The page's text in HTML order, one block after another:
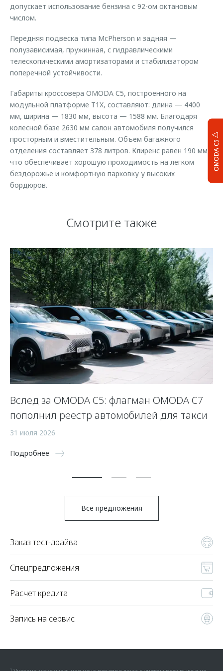
OMODA C5
допускает использование бензина с 92-ом октановым
числом.
Передняя подвеска типа McPherson и задняя —
полузависимая, пружинная, с гидравлическими
телескопическими амортизаторами и стабилизатором
поперечной устойчивости.
Габариты кроссовера OMODA C5, построенного на
модульной платформе T1X, составляют: длина — 4400
мм, ширина — 1830 мм, высота — 1588 мм. Благодаря
колесной базе 2630 мм салон автомобиля получился
просторным и вместительным. Объем багажного
отделения составляет 378 литров. Клиренс равен 190 мм,
что обеспечивает хорошую проходимость на легком
бездорожье и комфортную парковку у высоких
бордюров.
Смотрите также
Вслед за OMODA C5: флагман OMODA C7
пополнил реестр автомобилей для такси
31 июля 2026
Подробнее
Все предложения
Заказ тест-драйва
Спецпредложения
Расчет кредита
Запись на сервис